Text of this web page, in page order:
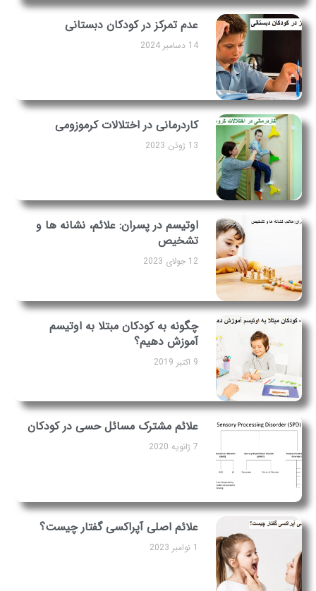
عدم تمرکز در کودکان دبستانی
14 دسامبر 2024
کاردرمانی در اختلالات کرموزومی
13 ژوئن 2023
اوتیسم در پسران: علائم، نشانه ها و
تشخیص
12 جولای 2023
چگونه به کودکان مبتلا به اوتیسم
آموزش دهیم؟
9 اکتبر 2019
علائم مشترک مسائل حسی در کودکان
7 ژانویه 2020
علائم اصلی آپراکسی گفتار چیست؟
1 نوامبر 2023